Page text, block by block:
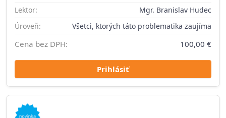
Lektor:
Mgr. Branislav Hudec
Úroveň:
Všetci, ktorých táto problematika zaujíma
Cena bez DPH: 100,00 €
Prihlásiť